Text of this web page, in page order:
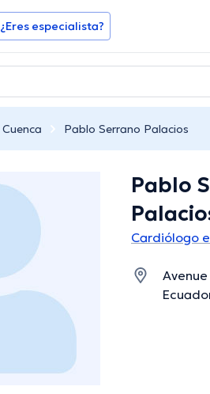
¿Eres especialista?
Cuenca Pablo Serrano Palacios
Pablo
Cardiólogo